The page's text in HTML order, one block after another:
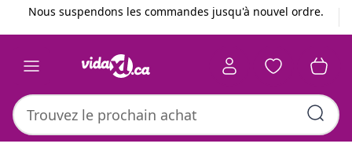
Précédent
Suivant
Nous suspendons les commandes jusqu'à nouvel ordre.